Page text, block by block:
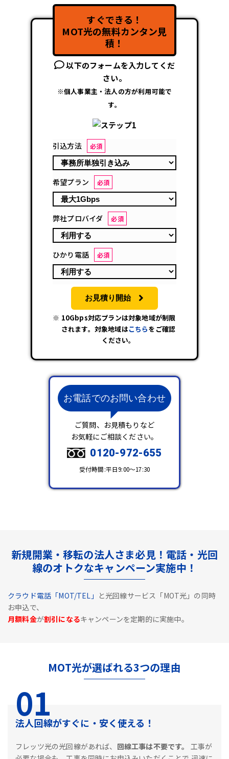
すぐできる！
MOT光の無料カンタン見
積！
以下のフォームを入力してくだ
さい。
※個人事業主・法人の方が利用可能で
す。
引込方法 必須
希望プラン 必須
弊社プロバイダ 必須
ひかり電話 必須
お見積り開始
10Gbps対応プランは対象地域が制限
されます。対象地域はこちらをご確認
ください。
お電話でのお問い合わせ
ご質問、お見積もりなど
お気軽にご相談ください。
0120-972-655
受付時間:平日9:00～17:30
新規開業・移転の法人さま必見！電話・光回
線のオトクなキャンペーン実施中！
クラウド電話「MOT/TEL」 と光回線サービス「MOT光」の同時
お申込で、
月額料金が割引になるキャンペーンを定期的に実施中。
MOT光が選ばれる3つの理由
01
法人回線がすぐに・安く使える！
フレッツ光の光回線があれば、 回線工事は不要です。
工事が